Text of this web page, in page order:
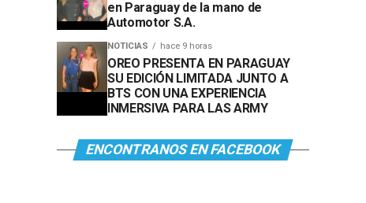
en Paraguay de la mano de
Automotor S.A.
NOTICIAS hace 9 horas
OREO PRESENTA EN PARAGUAY
SU EDICIÓN LIMITADA JUNTO A
BTS CON UNA EXPERIENCIA
INMERSIVA PARA LAS ARMY
ENCONTRANOS EN FACEBOOK